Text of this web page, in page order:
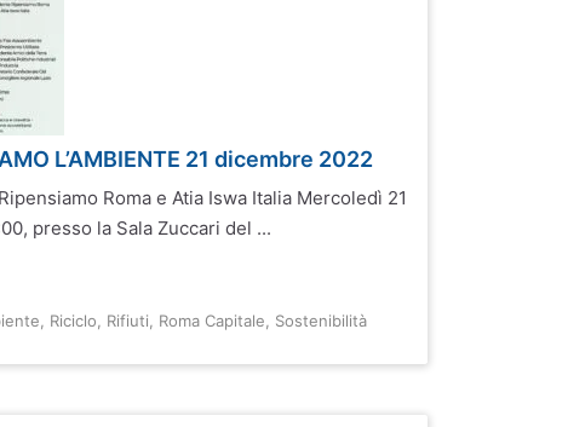
L’AMBIENTE 21 dicembre 2022
Roma e Atia Iswa Italia Mercoledì 21
presso la Sala Zuccari del ...
Riciclo Rifiuti Roma Capitale Sostenibilità